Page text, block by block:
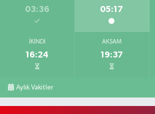
03:36 05:17
İKINDI
16:24
AKŞAM
19:37
Aylık Vakitler